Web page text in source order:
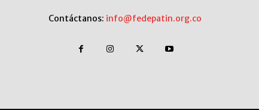
Contáctanos: info@fedepatin.org.co